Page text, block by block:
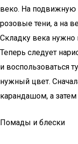
веко. На подвижную
розовые тени, а на
Складку века
Теперь следует
и воспользоваться
нужный цвет.
карандашом, а
Помады и блески